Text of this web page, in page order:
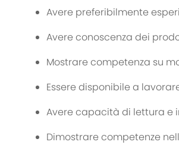
Avere preferibilmente
Avere conoscenza dei
Mostrare competenza su
Essere disponibile a
Avere capacità di lettura e
Dimostrare competenze